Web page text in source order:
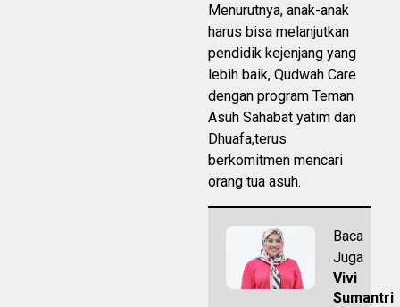
Menurutnya, anak-anak
harus bisa melanjutkan
pendidik kejenjang yang
lebih baik, Qudwah Care
dengan program Teman
Asuh Sahabat yatim dan
Dhuafa,terus
berkomitmen mencari
orang tua asuh.
Baca
Juga
Vivi
Sumantri